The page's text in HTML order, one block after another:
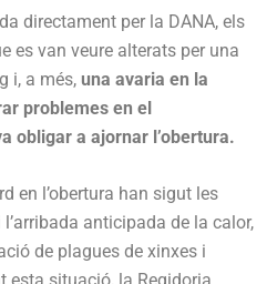
directament per la DANA, els
es van veure alterats per una
i, a més, una avaria en la
problemes en el
obligar a ajornar l’obertura.
en l’obertura han sigut les
anticipada de la calor,
de plagues de xinxes i